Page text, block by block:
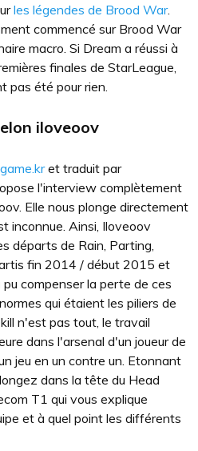
les légendes de Brood War.
commencé sur Brood War
macro. Si Dream a réussi à
finales de StarLeague,
pas été pour rien.
iloveoov
et traduit par
l'interview complètement
Elle nous plonge directement
inconnue. Ainsi, Iloveoov
départs de Rain, Parting,
fin 2014 / début 2015 et
compenser la perte de ces
qui étaient les piliers de
n'est pas tout, le travail
dans l'arsenal d'un joueur de
jeu en un contre un. Etonnant
dans la tête du Head
T1 qui vous explique
et à quel point les différents